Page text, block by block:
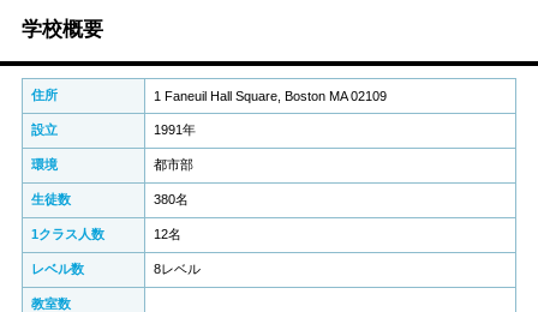
学校概要
住所 1 Faneuil Hall Square, Boston MA 02109
設立 1991年
環境 都市部
生徒数 380名
1クラス人数 12名
レベル数 8レベル
教室数